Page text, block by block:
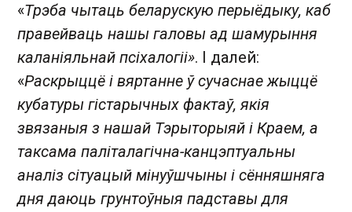
«Трэба чытаць беларускую перыёдыку, каб
правейваць нашы галовы ад шамурыння
каланіяльнай псіхалогіі». І далей:
«Раскрыццё і вяртанне ў сучаснае жыццё
кубатуры гістарычных фактаў, якія
звязаныя з нашай Тэрыторыяй і Краем, а
таксама паліталагічна-канцэптуальны
аналіз сітуацый мінуўшчыны і сённяшняга
дня даюць грунтоўныя падставы для